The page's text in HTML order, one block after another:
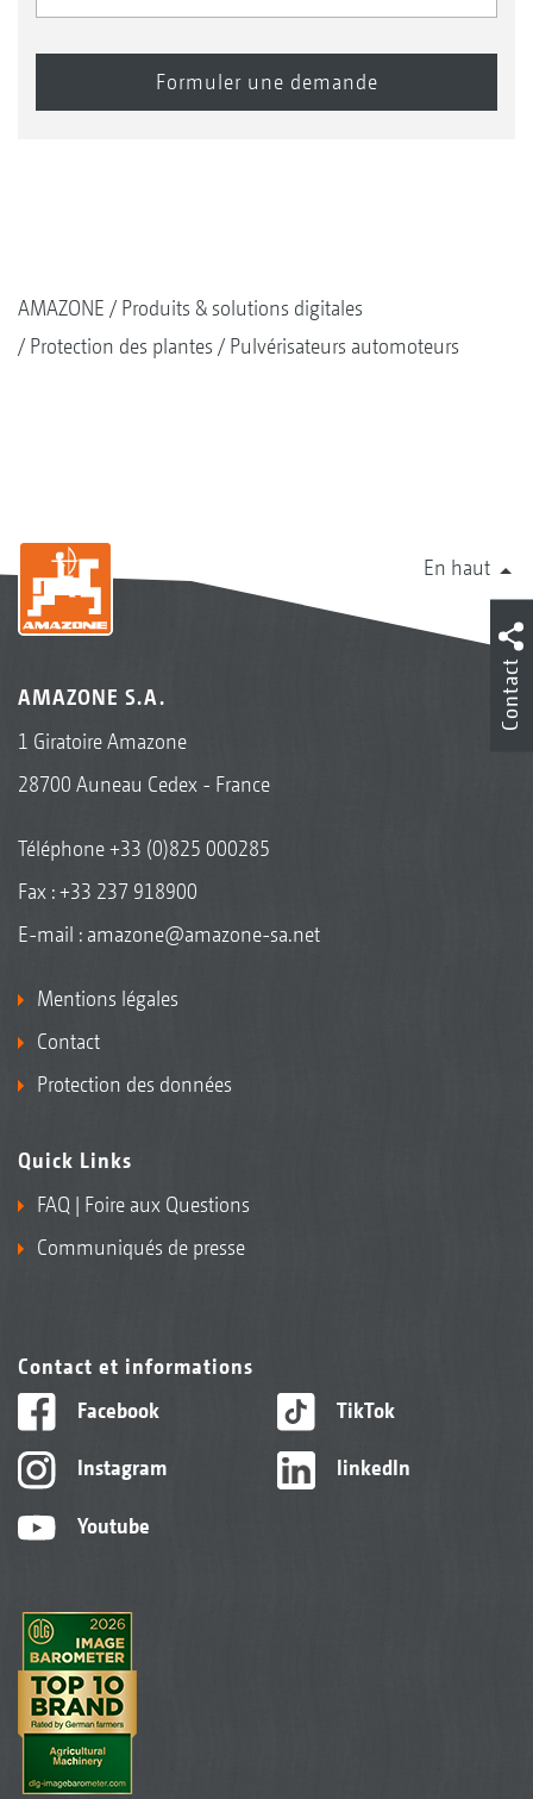
AMAZONE
Produits & solutions digitales
Protection des plantes
Pulvérisateurs automoteurs
En haut
AMAZONE S.A.
1 Giratoire Amazone
28700 Auneau Cedex - France
Téléphone+33 (0)825 000285
Fax : +33 237 918900
E-mail : amazone@amazone-sa.net
Mentions légales
Contact
Protection des données
Quick Links
FAQ | Foire aux Questions
Communiqués de presse
Contact et informations
Facebook
Instagram
Youtube
TikTok
linkedIn
Contact